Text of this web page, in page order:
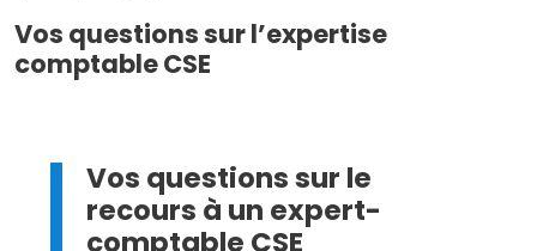
Vos questions sur l’expertise
comptable CSE
Vos questions sur le
recours à un expert-
comptable CSE